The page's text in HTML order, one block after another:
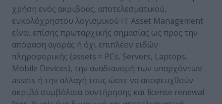
χρήση ενός ακριβούς, αποτελεσματικού,
ευκολόχρηστου λογισμικού IT Asset Management
είναι επίσης πρωταρχικής σημασίας ως προς την
απόφαση αγοράς ή όχι επιπλέον ειδών
πληροφορικής (assets = PCs, Servers, Laptops,
Mobile Devices), την αναδιανομή των υπαρχόντων
assets ή την αλλαγή τους ώστε να αποφευχθούν
ακριβά συμβόλαια συντήρησης και license renewal